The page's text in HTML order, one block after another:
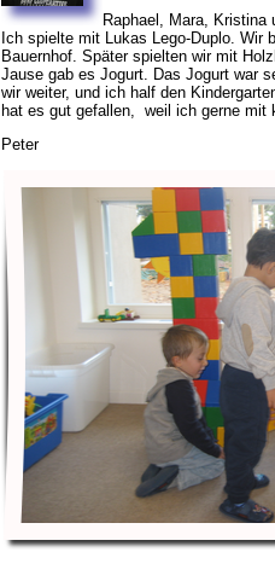
Raphael, Mara, Kristina
Ich spielte mit Lukas Lego-Duplo. Wir
Bauernhof. Später spielten wir mit
Jause gab es Jogurt. Das Jogurt war
wir weiter, und ich half den
hat es gut gefallen, weil ich gerne mit
Peter